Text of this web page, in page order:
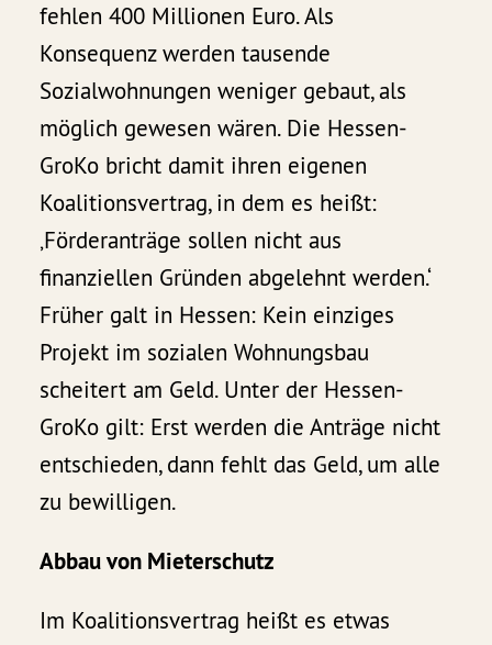
fehlen 400 Millionen Euro. Als
Konsequenz werden tausende
Sozialwohnungen weniger gebaut, als
möglich gewesen wären. Die Hessen-
GroKo bricht damit ihren eigenen
Koalitionsvertrag, in dem es heißt:
‚Förderanträge sollen nicht aus
finanziellen Gründen abgelehnt werden.‘
Früher galt in Hessen: Kein einziges
Projekt im sozialen Wohnungsbau
scheitert am Geld. Unter der Hessen-
GroKo gilt: Erst werden die Anträge nicht
entschieden, dann fehlt das Geld, um alle
zu bewilligen.
Abbau von Mieterschutz
Im Koalitionsvertrag heißt es etwas